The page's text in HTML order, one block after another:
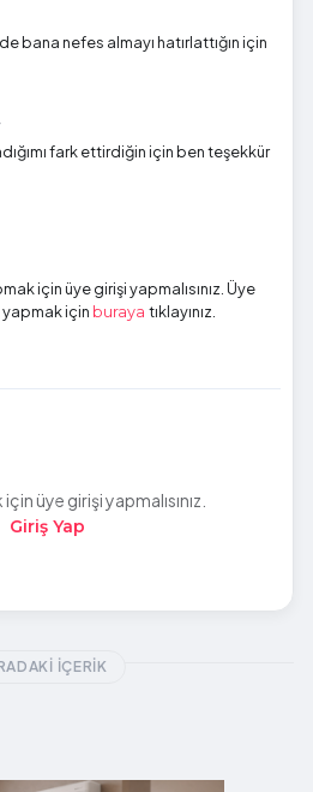
bana nefes almayı hatırlattığın için
fark ettirdiğin için ben teşekkür
için üye girişi yapmalısınız. Üye
yapmak için buraya tıklayınız.
üye girişi yapmalısınız.
Giriş Yap
İÇERIK